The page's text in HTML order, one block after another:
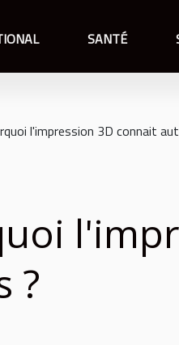
SANTÉ
l'impression 3D connait
?